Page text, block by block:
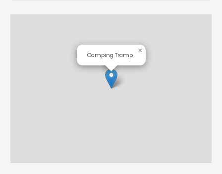
Camping Tramp
×